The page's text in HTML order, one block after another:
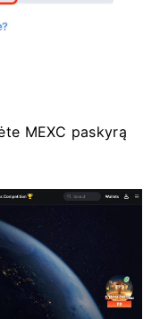
MEXC paskyrą